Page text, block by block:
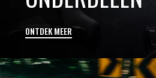
ONTDEK MEER